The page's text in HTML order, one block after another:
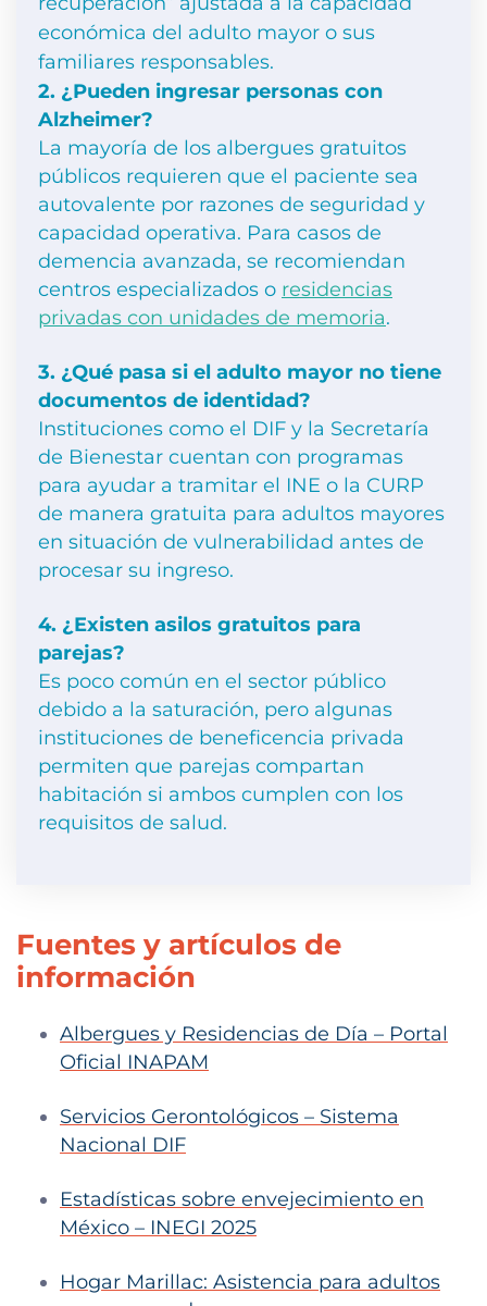
económica del adulto mayor o sus
familiares responsables.
2. ¿Pueden ingresar personas con
Alzheimer?
La mayoría de los albergues gratuitos
públicos requieren que el paciente sea
autovalente por razones de seguridad y
capacidad operativa. Para casos de
demencia avanzada, se recomiendan
centros especializados o residencias
privadas con unidades de memoria.
3. ¿Qué pasa si el adulto mayor no tiene
documentos de identidad?
Instituciones como el DIF y la Secretaría
de Bienestar cuentan con programas
para ayudar a tramitar el INE o la CURP
de manera gratuita para adultos mayores
en situación de vulnerabilidad antes de
procesar su ingreso.
4. ¿Existen asilos gratuitos para
parejas?
Es poco común en el sector público
debido a la saturación, pero algunas
instituciones de beneficencia privada
permiten que parejas compartan
habitación si ambos cumplen con los
requisitos de salud.
Fuentes y artículos de
información
Albergues y Residencias de Día – Portal
Oficial INAPAM
Servicios Gerontológicos – Sistema
Nacional DIF
Estadísticas sobre envejecimiento en
México – INEGI 2025
Hogar Marillac: Asistencia para adultos